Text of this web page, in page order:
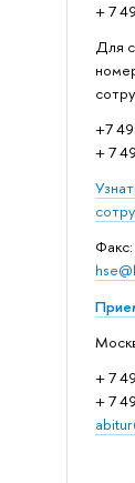
+ 7
Для
+7
+ 7
+ 7
+ 7